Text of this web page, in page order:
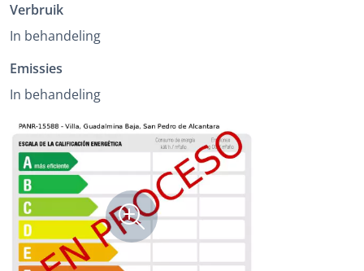
Verbruik
In behandeling
Emissies
In behandeling